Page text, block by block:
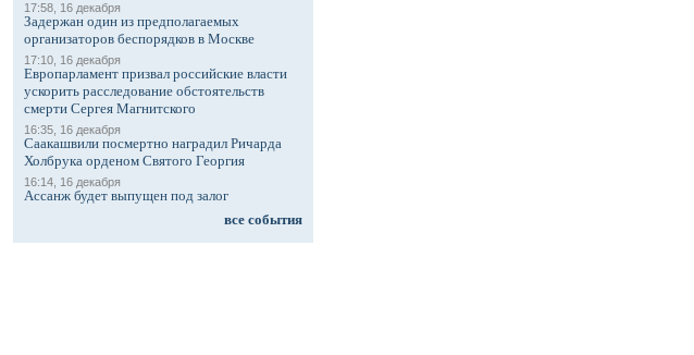
17:58, 16 декабря
Задержан один из предполагаемых
организаторов беспорядков в Москве
17:10, 16 декабря
Европарламент призвал российские власти
ускорить расследование обстоятельств
смерти Сергея Магнитского
16:35, 16 декабря
Саакашвили посмертно наградил Ричарда
Холбрука орденом Святого Георгия
16:14, 16 декабря
Ассанж будет выпущен под залог
все события